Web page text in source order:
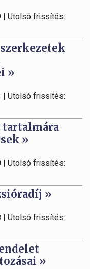
| Utolsó frissítés:
»
| Utolsó frissítés:
tartalmára
»
| Utolsó frissítés:
»
| Utolsó frissítés:
»